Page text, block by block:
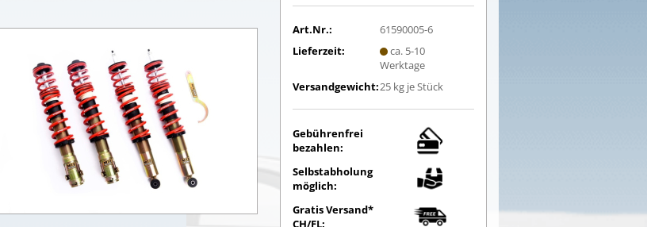
Art.Nr.:
61590005-6
Lieferzeit:
ca. 5-10
Werktage
Versandgewicht:25 kg je Stück
Gebührenfrei
bezahlen:
Selbstabholung
möglich:
Gratis Versand*
CH/FL: